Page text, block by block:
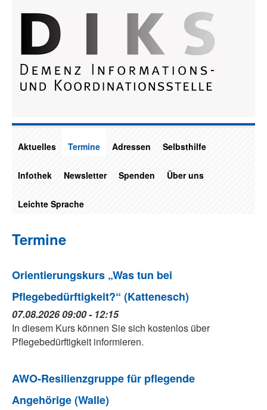
Aktuelles Termine Adressen Selbsthilfe
Infothek Newsletter Spenden Über uns
Leichte Sprache
Termine
Orientierungskurs „Was tun bei
Pflegebedürftigkeit?“ (Kattenesch)
07.08.2026 09:00 - 12:15
In diesem Kurs können Sie sich kostenlos über
Pflegebedürftigkeit informieren.
AWO-Resilienzgruppe für pflegende
Angehörige (Walle)